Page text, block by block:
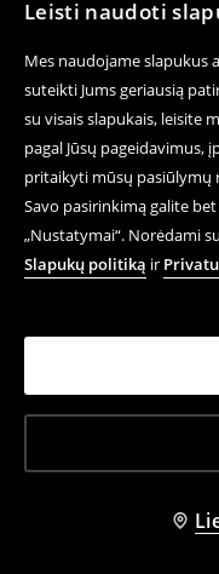
Leisti naudoti
Mes naudojame slapukus
suteikti Jums geriausią
su visais slapukais, leisite
pagal Jūsų pageidavimus,
pritaikyti mūsų pasiūlymų
Savo pasirinkimą galite
„Nustatymai“. Norėdami
Slapukų politiką ir
Balloon džinsai